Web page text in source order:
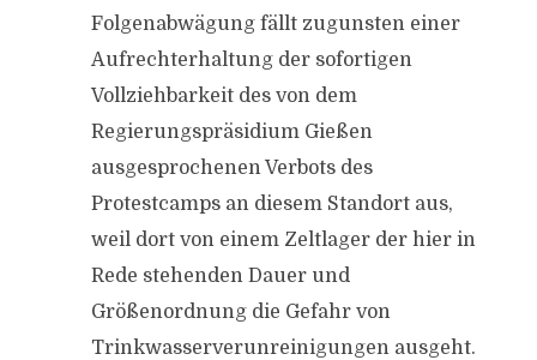
Folgenabwägung fällt zugunsten einer
Aufrechterhaltung der sofortigen
Vollziehbarkeit des von dem
Regierungspräsidium Gießen
ausgesprochenen Verbots des
Protestcamps an diesem Standort aus,
weil dort von einem Zeltlager der hier in
Rede stehenden Dauer und
Größenordnung die Gefahr von
Trinkwasserverunreinigungen ausgeht.